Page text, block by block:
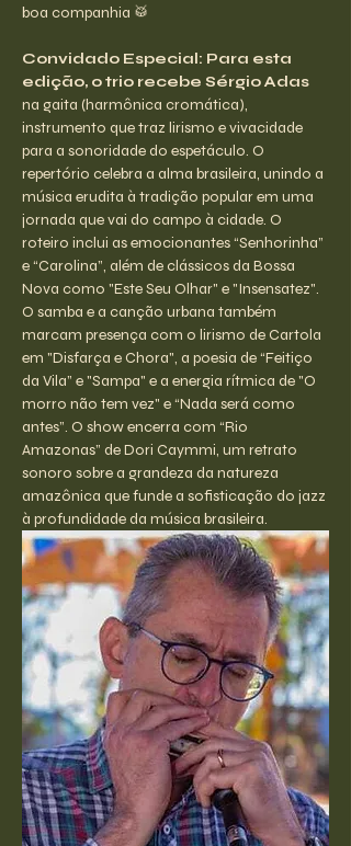
boa companhia 🥁
Convidado Especial: Para esta
edição, o trio recebe Sérgio Adas
na gaita (harmônica cromática),
instrumento que traz lirismo e vivacidade
para a sonoridade do espetáculo. O
repertório celebra a alma brasileira, unindo a
música erudita à tradição popular em uma
jornada que vai do campo à cidade. O
roteiro inclui as emocionantes “Senhorinha”
e “Carolina”, além de clássicos da Bossa
Nova como "Este Seu Olhar" e "Insensatez".
O samba e a canção urbana também
marcam presença com o lirismo de Cartola
em "Disfarça e Chora", a poesia de “Feitiço
da Vila” e "Sampa" e a energia rítmica de "O
morro não tem vez" e “Nada será como
antes”. O show encerra com “Rio
Amazonas” de Dori Caymmi, um retrato
sonoro sobre a grandeza da natureza
amazônica que funde a sofisticação do jazz
à profundidade da música brasileira.